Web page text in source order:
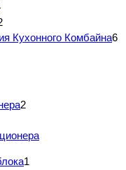
Кухонного Комбайна6
2
1